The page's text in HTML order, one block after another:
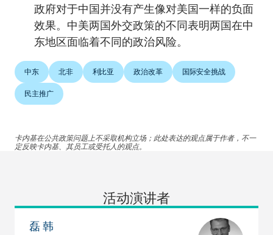
政府对于中国并没有产生像对美国一样的负面
效果。中美两国外交政策的不同表明两国在中
东地区面临着不同的政治风险。
中东 北非 利比亚 政治改革 国际安全挑战
民主推广
卡内基在公共政策问题上不采取机构立场；此处表达的观点属于作者，不一
定反映卡内基、其员工或受托人的观点。
活动演讲者
磊 韩